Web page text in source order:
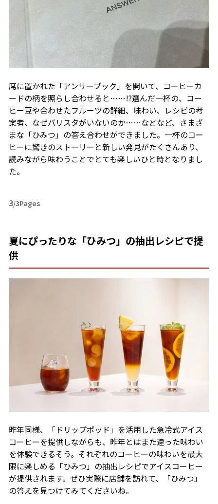
席に置かれた「アンサーブック」を開いて、コーヒーカ
ードの柄を照らし合わせると……!?選んだ一杯の、コー
ヒー豆や合わせたフルーツの詳細、味わい、レシピの考
案者、なぜバリスタがいないのか……などなど、さまざ
まな「ひみつ」の答え合わせができました。一杯のコー
ヒーに驚きのストーリーと新しい発見がたくさんあり、
読みながら味わうことでとても楽しいひと時となりまし
た。
3/3Pages
夏にぴったりな「ひみつ」の抽出レシピで提
供
昨年同様、「ドリップポッド」を活用した急冷式アイス
コーヒーを提供しながらも、昨年とはまた違った味わい
を体験できるそう。それぞれのコーヒーの味わいを最大
限に楽しめる「ひみつ」の抽出レシピでアイスコーヒー
が提供されます。ぜひ実際に店舗を訪れて、「ひみつ」
の答えを見つけてみてくださいね。